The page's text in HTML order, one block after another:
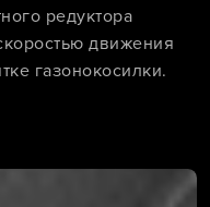
редуктора
движения
газонокосилки.